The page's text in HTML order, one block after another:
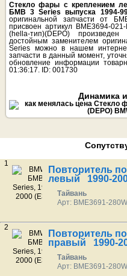
Стекло фары с креплением
БМВ 3 Series выпуска 1994-
оригинальной запчасти от
присвоен артикул BME3694-
(hella-тип)(DEPO)
достойным заменителем
Series можно в нашем
запчасти в данный момент,
обновление информации
01:36:17. ID: 001730
Динамика
1
Повторитель
левый 1990-
Тайвань
Арт: BME3691-
2
Повторитель
правый 1990-
Тайвань
Арт: BME3691-